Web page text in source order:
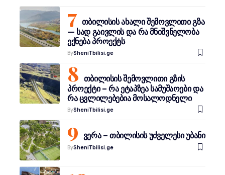
თბილისის ახალი შემოვლითი გზა
— სად გაივლის და რა მნიშვნელობა
ექნება პროექტს
BySheniTbilisi.ge
თბილისის შემოვლითი გზის
პროექტი – რა ეტაპზეა სამუშაოები და
რა ცვლილებებია მოსალოდნელი
BySheniTbilisi.ge
ვერა – თბილისის უძველესი უბანი
BySheniTbilisi.ge